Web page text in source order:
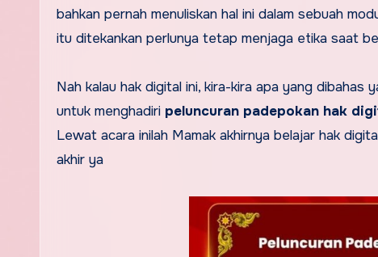
bahkan pernah menuliskan hal ini dalam sebuah
itu ditekankan perlunya tetap menjaga etika saat
Nah kalau hak digital ini, kira-kira apa yang
untuk menghadiri peluncuran padepokan hak
Lewat acara inilah Mamak akhirnya belajar hak
akhir ya